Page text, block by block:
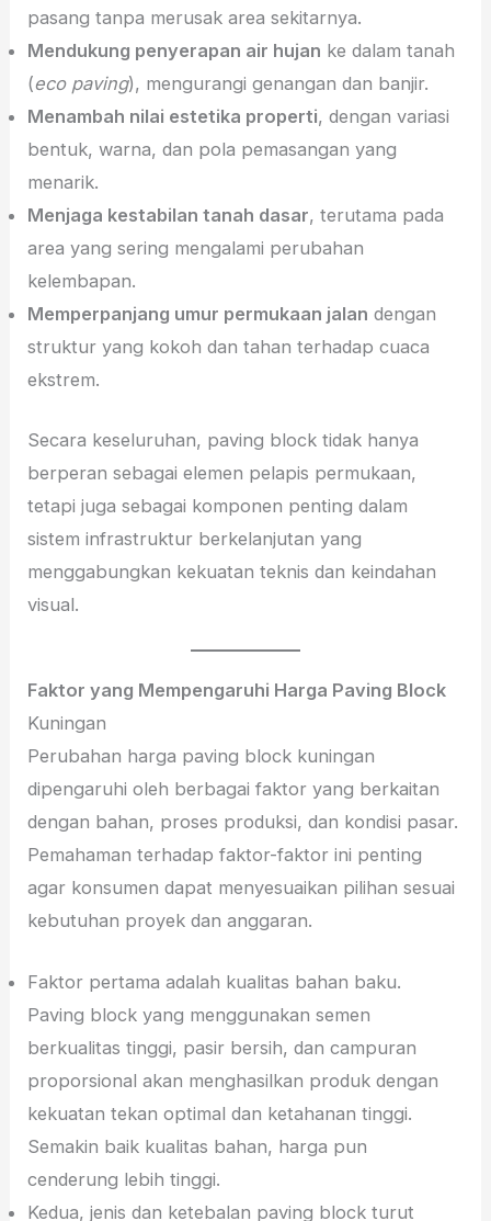
pasang tanpa merusak area sekitarnya.
Mendukung penyerapan air hujan ke dalam tanah
(eco paving), mengurangi genangan dan banjir.
Menambah nilai estetika properti, dengan variasi
bentuk, warna, dan pola pemasangan yang
menarik.
Menjaga kestabilan tanah dasar, terutama pada
area yang sering mengalami perubahan
kelembapan.
Memperpanjang umur permukaan jalan dengan
struktur yang kokoh dan tahan terhadap cuaca
ekstrem.
Secara keseluruhan, paving block tidak hanya
berperan sebagai elemen pelapis permukaan,
tetapi juga sebagai komponen penting dalam
sistem infrastruktur berkelanjutan yang
menggabungkan kekuatan teknis dan keindahan
visual.
Faktor yang Mempengaruhi Harga Paving Block
Kuningan
Perubahan harga paving block kuningan
dipengaruhi oleh berbagai faktor yang berkaitan
dengan bahan, proses produksi, dan kondisi pasar.
Pemahaman terhadap faktor-faktor ini penting
agar konsumen dapat menyesuaikan pilihan sesuai
kebutuhan proyek dan anggaran.
Faktor pertama adalah kualitas bahan baku.
Paving block yang menggunakan semen
berkualitas tinggi, pasir bersih, dan campuran
proporsional akan menghasilkan produk dengan
kekuatan tekan optimal dan ketahanan tinggi.
Semakin baik kualitas bahan, harga pun
cenderung lebih tinggi.
Kedua, jenis dan ketebalan paving block turut